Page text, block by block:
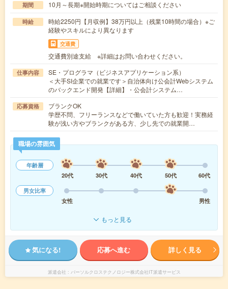
期間 10月～長期※開始時期についてはご相談ください
時給
時給2250円【月収例】38万円以上（残業10時間の場合）※ご
経験やスキルにより異なります
交通費
交通費別途支給 ※詳細はお問い合わせください。
仕事内容
SE・プログラマ（ビジネスアプリケーション系）
＜大手SI企業での就業です＞自治体向け公会計Webシステム
のバックエンド開発【詳細】・公会計システム…
応募資格
ブランクOK
学歴不問、フリーランスなどで働いていた方も歓迎！実務経
験が浅い方やブランクがある方、少し先での就業開…
職場の雰囲気
年齢層
20代
30代 40代 50代
60代
男女比率
女性
男性
もっと見る
気になる! 応募へ進む 詳しく見る
派遣会社 パーソルクロステクノロジー株式会社IT派遣サービス